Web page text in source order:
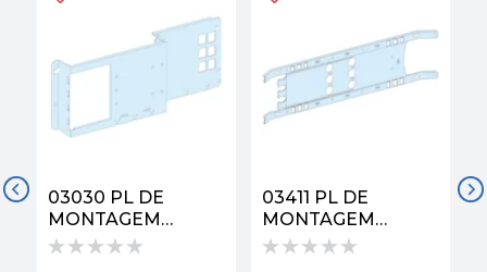
03030 PL DE
MONTAGEM
NSX100-250 HORIZ
03411 PL DE
MONTAGEM
NSX100-250 HORIZ